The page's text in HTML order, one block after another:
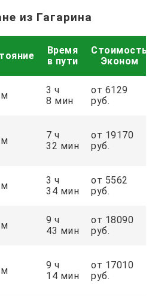
из Гагарина
Время
в пути
Стоимость
Эконом
3 ч
8 мин
от 6129
руб.
7 ч
32 мин
от 19170
руб.
3 ч
34 мин
от 5562
руб.
9 ч
43 мин
от 18090
руб.
9 ч
14 мин
от 17010
руб.